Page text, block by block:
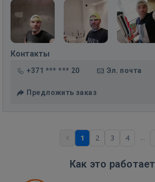
Контакты
+371 *** *** 20 Эл. почта
Предложить заказ
1 2 3 4 ...
Как это работает